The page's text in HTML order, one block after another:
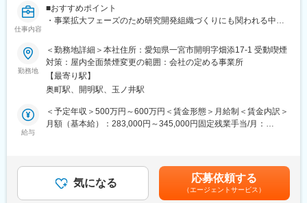
・自社製品を拡充するための外部技術探索およびパートナー選定
・共同開発案件の性能評価
■当社について：
業界をリードする原料メーカーとして、安定した事業基盤と成長
機会を提供しています。
仕事内容
■おすすめポイント
・事業拡大フェーズのため研究開発組織づくりにも関われる中核
・自社ブランド事業を拡大中。将来性ある成長フェーズ企業で活
躍可能
・商品企画から処方開発、量産立上げまで一気通貫で担当
・分業では得られない幅広い研究開発スキルを習得可能
・少数精鋭組織ならではの大きな裁量と意思決定スピード
・自社ブランド・OEM双方の開発経験を積める環境
・リトル・サイエンティストグループの独自技術・独自原料を活
用可能
■募集背景
当社はヘアケア・スキンケア商品の企画・開発・販売を行う化粧
品メーカーです。リトル・サイエンティストグループの一般消費
勤務地
＜勤務地詳細＞本社住所：愛知県一宮市開明字畑添17-1 受動喫煙
対策：屋内全面禁煙変更の範囲：会社の定める事業所
【最寄り駅】
奥町駅、開明駅、玉ノ井駅
給与
＜予定年収＞500万円～600万円＜賃金形態＞月給制＜賃金内訳＞
月額（基本給）：283,000円～345,000円固定残業手当/月：
です。■昇給：有／年1回■賞与：年2回賃金はあくまでも目安の金
額であり、選考を通じて上下する可能性があります。月給(月額)は
固定手当を含めた表記です。
気になる 応募依頼する
（エージェントサービス）